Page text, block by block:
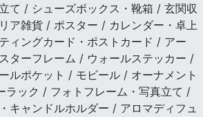
て / シューズボックス・靴箱 / 玄関収
ア雑貨 / ポスター / カレンダー・卓上
ィングカード・ポストカード / アー
ターフレーム / ウォールステッカー /
ルポケット / モビール / オーナメント
ラック / フォトフレーム・写真立て /
キャンドルホルダー / アロマディフュ